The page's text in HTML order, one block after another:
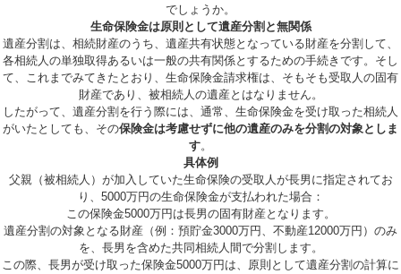
でしょうか。
生命保険金は原則として遺産分割と無関係
遺産分割は、相続財産のうち、遺産共有状態となっている財産を分割して、
各相続人の単独取得あるいは一般の共有関係とするための手続きです。そし
て、 これまでみてきたとおり、生命保険金請求権は、そもそも受取人の固有
財産であり、被相続人の遺産とはなりません。
したがって、遺産分割を行う際には、通常、生命保険金を受け取った相続人
がいたとしても、その保険金は考慮せずに他の遺産のみを分割の対象としま
す。
具体例
父親（被相続人）が加入していた生命保険の受取人が長男に指定されてお
り、5000万円の生命保険金が支払われた場合：
この保険金5000万円は長男の固有財産となります。
遺産分割の対象となる財産（例：預貯金3000万円、不動産12000万円）のみ
を、長男を含めた共同相続人間で分割します。
この際、長男が受け取った保険金5000万円は、原則として遺産分割の計算に